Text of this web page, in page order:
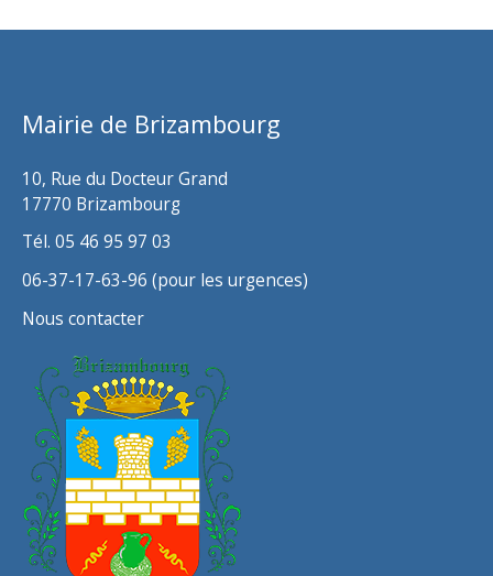
h
Mairie de Brizambourg
10, Rue du Docteur Grand
17770 Brizambourg
Tél. 05 46 95 97 03
06-37-17-63-96 (pour les urgences)
Nous contacter